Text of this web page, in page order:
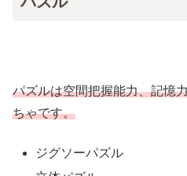
パズルは空間把握能力、記憶
ちゃです。
ジグソーパズル